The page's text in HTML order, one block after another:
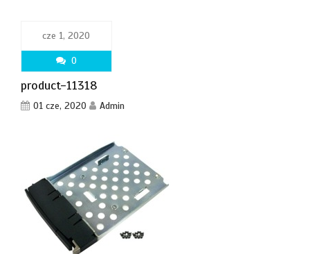
cze 1, 2020
0
product-11318
01 cze, 2020 Admin